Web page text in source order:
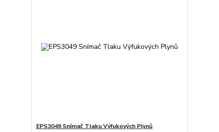
EPS3049 Snímač Tlaku Výfukových Plynů